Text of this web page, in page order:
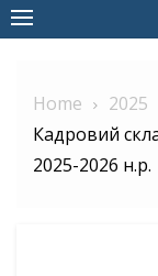
Home 2025
Кадровий
2025-2026 н.р.